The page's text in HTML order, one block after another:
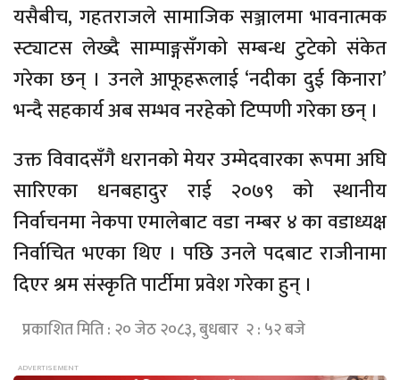
यसैबीच, गहतराजले सामाजिक सञ्जालमा भावनात्मक
स्ट्याटस लेख्दै साम्पाङ्गसँगको सम्बन्ध टुटेको संकेत
गरेका छन् । उनले आफूहरूलाई ‘नदीका दुई किनारा’
भन्दै सहकार्य अब सम्भव नरहेको टिप्पणी गरेका छन् ।
उक्त विवादसँगै धरानको मेयर उम्मेदवारका रूपमा अघि
सारिएका धनबहादुर राई २०७९ को स्थानीय
निर्वाचनमा नेकपा एमालेबाट वडा नम्बर ४ का वडाध्यक्ष
निर्वाचित भएका थिए । पछि उनले पदबाट राजीनामा
दिएर श्रम संस्कृति पार्टीमा प्रवेश गरेका हुन् ।
प्रकाशित मिति : २० जेठ २०८३, बुधबार २ : ५२ बजे